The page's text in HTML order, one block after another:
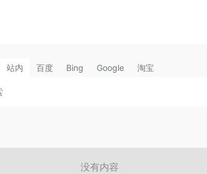
站内 百度 Bing Google 淘宝
没有内容